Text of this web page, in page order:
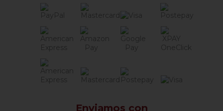
Enviamos con